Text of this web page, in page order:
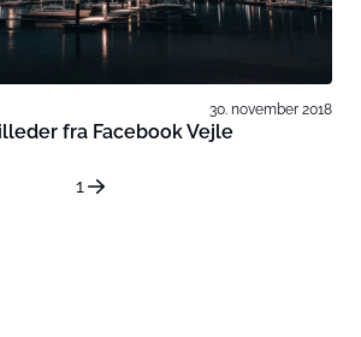
30. november 2018
fra Facebook Vejle
1